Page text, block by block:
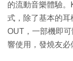
的流動音樂體驗
式，除了基本的
OUT，一部機即
響使用，發燒友必